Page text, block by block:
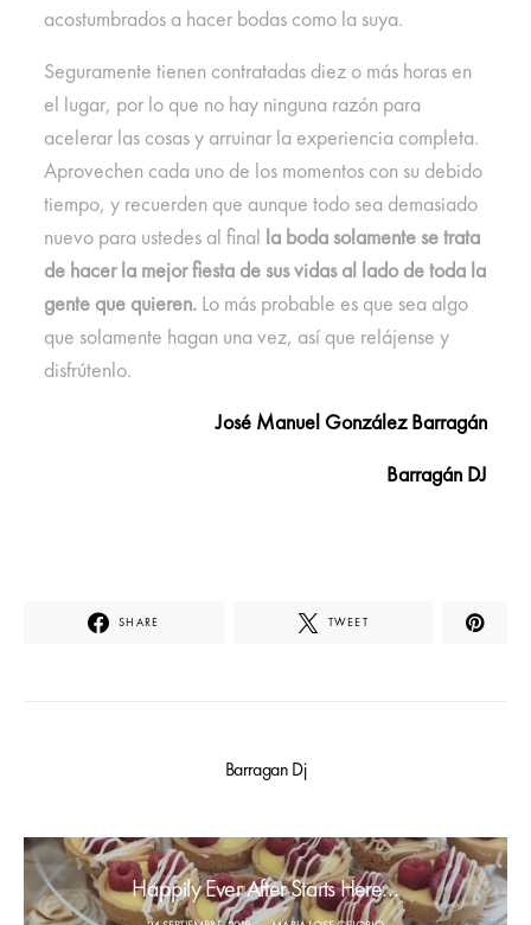
acostumbrados a hacer bodas como la suya.
Seguramente tienen contratadas diez o más horas en
el lugar, por lo que no hay ninguna razón para
acelerar las cosas y arruinar la experiencia completa.
Aprovechen cada uno de los momentos con su debido
tiempo, y recuerden que aunque todo sea demasiado
nuevo para ustedes al final la boda solamente se trata
de hacer la mejor fiesta de sus vidas al lado de toda la
gente que quieren.Lo más probable es que sea algo
que solamente hagan una vez, así que relájense y
disfrútenlo.
José Manuel González Barragán
Barragán DJ
SHARE TWEET
Barragan Dj
Happily Ever After Starts Here…